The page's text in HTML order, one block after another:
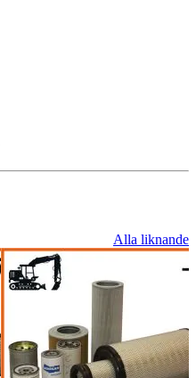
Alla liknande